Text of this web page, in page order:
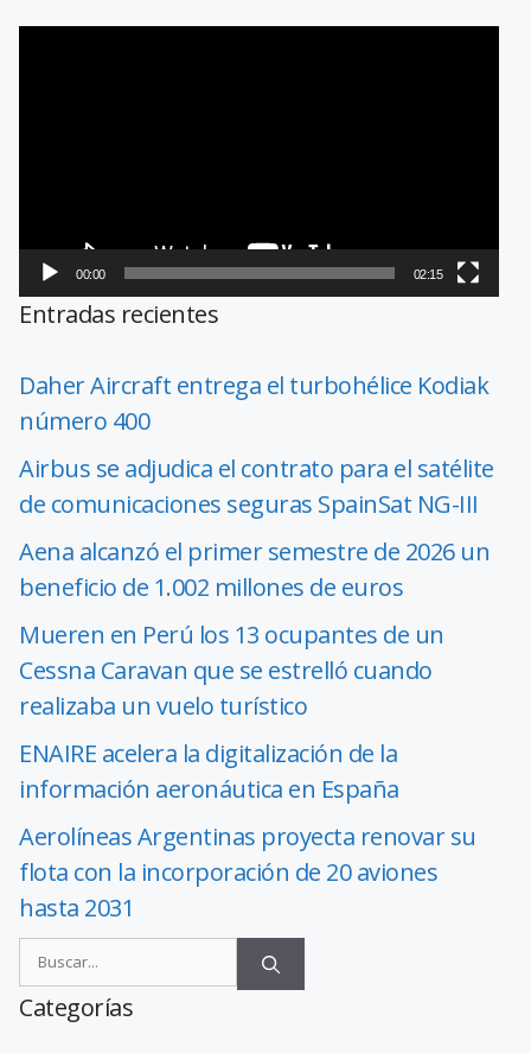
00:00 02:15
Entradas recientes
Daher Aircraft entrega el turbohélice Kodiak
número 400
Airbus se adjudica el contrato para el satélite
de comunicaciones seguras SpainSat NG-III
Aena alcanzó el primer semestre de 2026 un
beneficio de 1.002 millones de euros
Mueren en Perú los 13 ocupantes de un
Cessna Caravan que se estrelló cuando
realizaba un vuelo turístico
ENAIRE acelera la digitalización de la
información aeronáutica en España
Aerolíneas Argentinas proyecta renovar su
flota con la incorporación de 20 aviones
hasta 2031
Categorías